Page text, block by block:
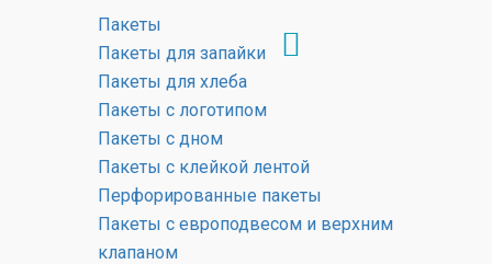
Пакеты
Пакеты для запайки
Пакеты для хлеба
Пакеты с логотипом
Пакеты с дном
Пакеты с клейкой лентой
Перфорированные пакеты
Пакеты с европодвесом и верхним
клапаном
Пакеты для
рождественских
вкусностей